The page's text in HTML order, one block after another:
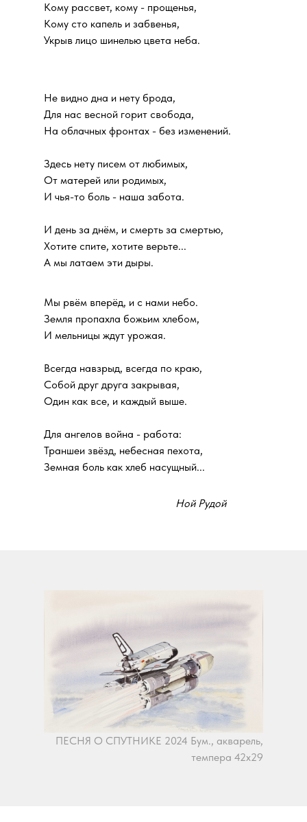
Кому рассвет, кому - прощенья,
Кому сто капель и забвенья,
Укрыв лицо шинелью цвета неба.
Не видно дна и нету брода,
Для нас весной горит свобода,
На облачных фронтах - без изменений.
Здесь нету писем от любимых,
От матерей или родимых,
И чья-то боль - наша забота.
И день за днём, и смерть за смертью,
Хотите спите, хотите верьте...
А мы латаем эти дыры.
Мы рвём вперёд, и с нами небо.
Земля пропахла божьим хлебом,
И мельницы ждут урожая.
Всегда навзрыд, всегда по краю,
Собой друг друга закрывая,
Один как все, и каждый выше.
Для ангелов война - работа:
Траншеи звёзд, небесная пехота,
Земная боль как хлеб насущный...
Ной Рудой
ПЕСНЯ О СПУТНИКЕ 2024 Бум., акварель,
темпера 42х29